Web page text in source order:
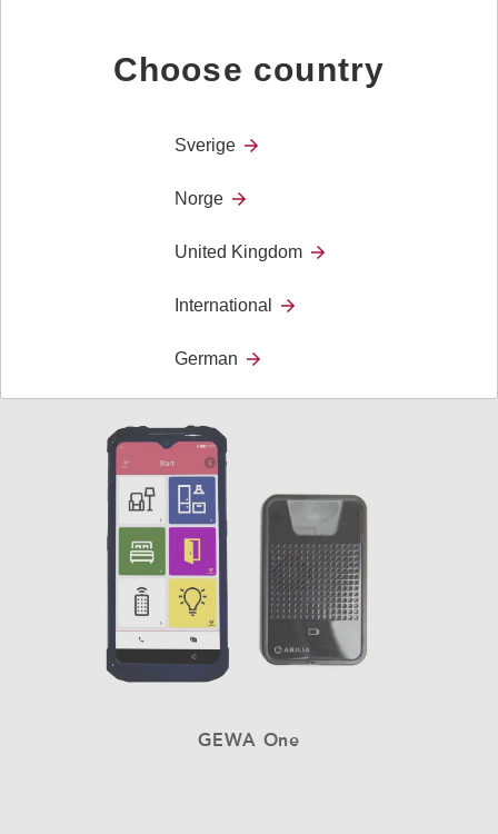
GEWA Connect
GEWA One
Choose country
Sverige
Norge
United Kingdom
International
German